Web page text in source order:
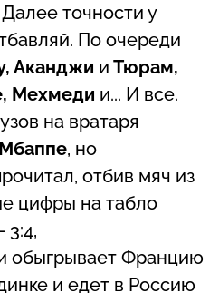
Далее точности у
По очереди
Аканджи и Тюрам,
Мехмеди и... И все.
на вратаря
Мбаппе, но
отбив мяч из
цифры на табло
3:4,
обыгрывает Францию
и едет в Россию